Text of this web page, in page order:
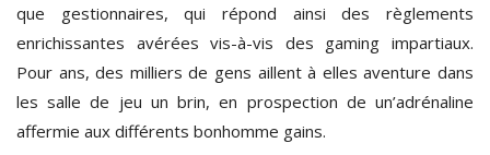
que gestionnaires, qui répond ainsi des règlements
enrichissantes avérées vis-à-vis des gaming impartiaux.
Pour ans, des milliers de gens aillent à elles aventure dans
les salle de jeu un brin, en prospection de un’adrénaline
affermie aux différents bonhomme gains.